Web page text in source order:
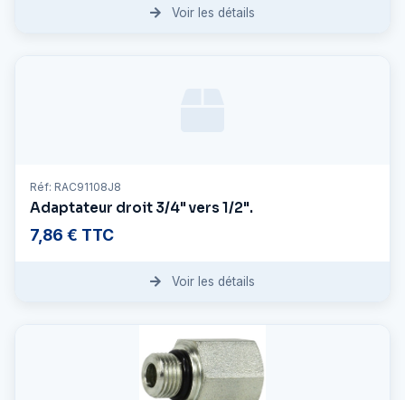
Voir les détails
Réf: RAC91108J8
Adaptateur droit 3/4" vers 1/2".
7,86 € TTC
Voir les détails